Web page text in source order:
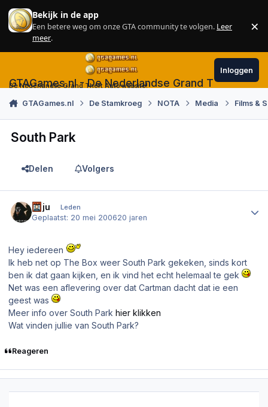
Skip to content
Bekijk in de app
Een betere weg om onze GTA community te volgen. Leer
meer.
×
GTAGames.nl - De Nederlandse Grand Theft Auto
De Nederlandse Grand Theft Auto website!
Inloggen
GTAGames.nl De Stamkroeg NOTA Media Films &
South Park
Delen Volgers
Juju Leden
Geplaatst: 20 mei 200620 jaren
Hey iedereen
Ik heb net op The Box weer South Park gekeken, sinds kort
ben ik dat gaan kijken, en ik vind het echt helemaal te gek
Net was een aflevering over dat Cartman dacht dat ie een
geest was
Meer info over South Park hier klikken
Wat vinden jullie van South Park?
Reageren